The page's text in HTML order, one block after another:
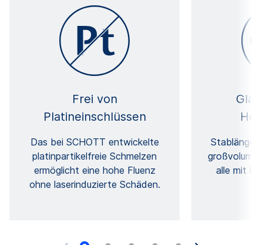
Frei von
Platineinschlüssen
Das bei SCHOTT entwickelte
platinpartikelfreie Schmelzen
ermöglicht eine hohe Fluenz
ohne laserinduzierte Schäden.
alle mit